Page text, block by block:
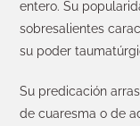
entero. Su
sobresalientes
su poder
Su predicación
de cuaresma o de